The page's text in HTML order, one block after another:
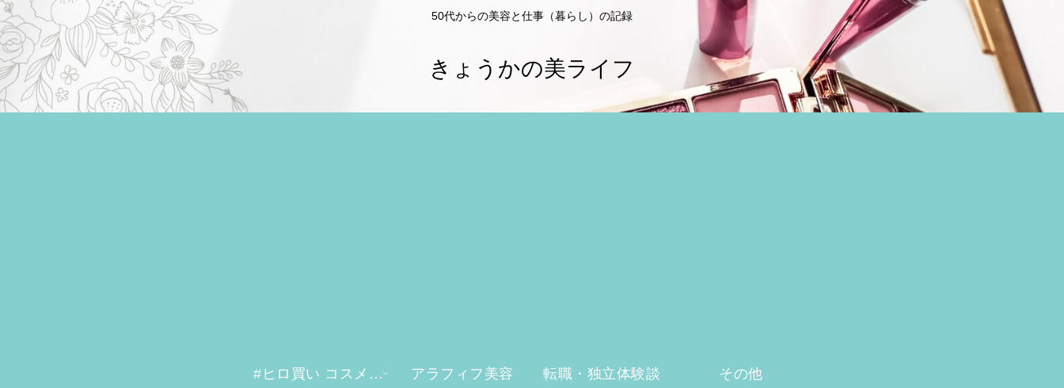
50代からの美容と仕事（暮らし）の記録
きょうかの美ライフ
#ヒロ買い コスメレビュー アラフィフ美容 転職・独立体験談 その他